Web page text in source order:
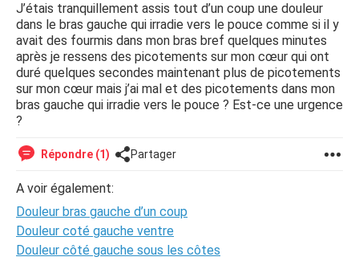
J’étais tranquillement assis tout d’un coup une douleur
dans le bras gauche qui irradie vers le pouce comme si il y
avait des fourmis dans mon bras bref quelques minutes
après je ressens des picotements sur mon cœur qui ont
duré quelques secondes maintenant plus de picotements
sur mon cœur mais j’ai mal et des picotements dans mon
bras gauche qui irradie vers le pouce ? Est-ce une urgence
?
Répondre (1) Partager
A voir également:
Douleur bras gauche d’un coup
Douleur coté gauche ventre
Douleur côté gauche sous les côtes